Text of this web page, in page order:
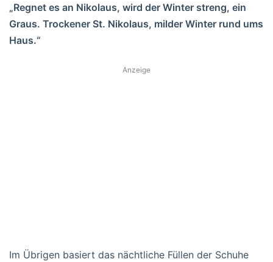
„Regnet es an Nikolaus, wird der Winter streng, ein
Graus. Trockener St. Nikolaus, milder Winter rund ums
Haus.“
Anzeige
Im Übrigen basiert das nächtliche Füllen der Schuhe